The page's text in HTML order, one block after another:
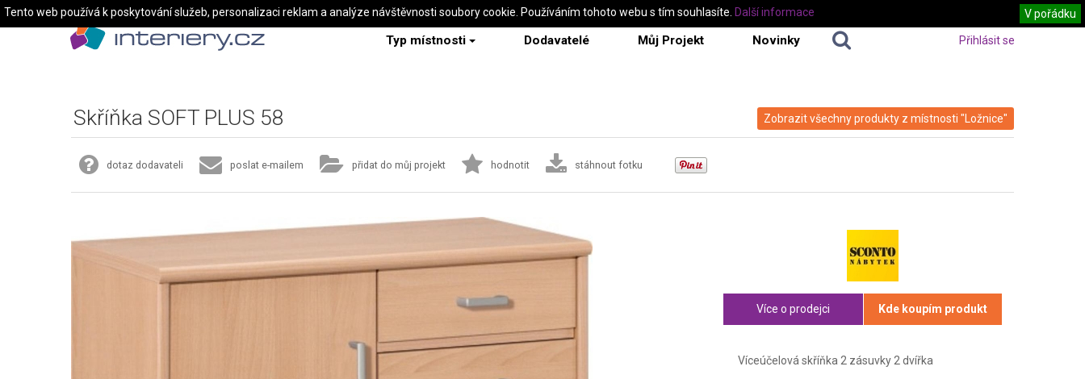
Typ místnosti Dodavatelé Můj Projekt Novinky Přihlásit se
Zobrazit všechny produkty z místnosti "Ložnice"
Skříňka SOFT PLUS 58
dotaz dodavateli poslat e-mailem přidat do můj projekt hodnotit stáhnout fotku
Více o prodejci Kde koupím produkt
Víceúčelová skříňka 2 zásuvky 2 dvířka
Tento web používá k poskytování služeb, personalizaci reklam a analýze návštěvnosti soubory cookie. Používáním tohoto webu s tím souhlasíte. V pořádku
Další informace